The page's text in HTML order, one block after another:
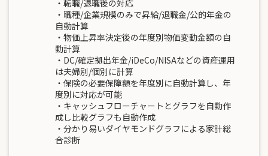
・転職/退職後の対応
・職種/企業規模のみで昇給/退職金/公的年金の
自動計算
・物価上昇率決定後の年度別物価変動金額の自
動計算
・DC/確定拠出年金/iDeCo/NISAなどの資産運用
は夫婦別/個別に計算
・保険の必要保障額を年度別に自動計算し、年
度別に対応が可能
・キャッシュフローチャートとグラフを自動作
成し比較グラフも自動作成
・分かり易いダイヤモンドグラフによる家計総
合診断